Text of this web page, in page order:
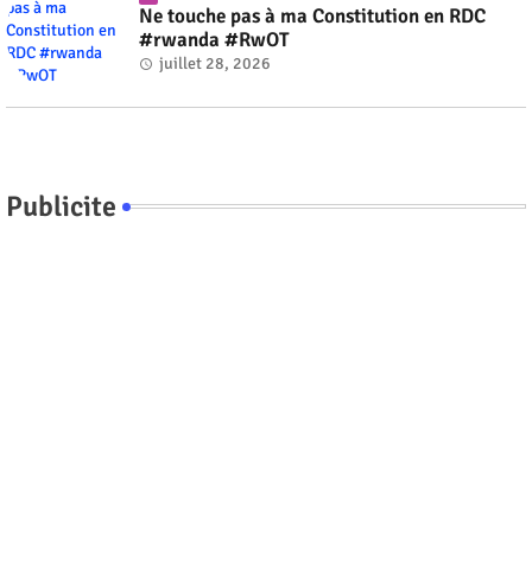
Ne touche pas à ma Constitution en RDC
#rwanda #RwOT
juillet 28, 2026
Publicite